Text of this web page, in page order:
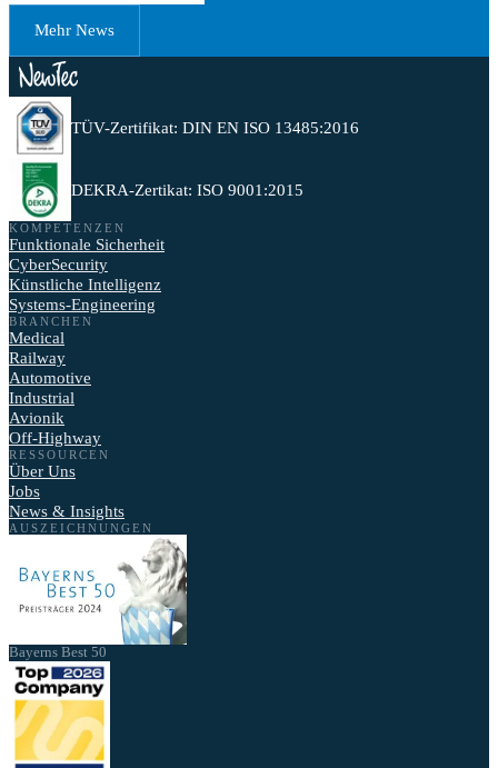
Mehr News
TÜV-Zertifikat: DIN EN ISO 13485:2016
DEKRA-Zertikat: ISO 9001:2015
KOMPETENZEN
Funktionale Sicherheit
CyberSecurity
Künstliche Intelligenz
Systems-Engineering
BRANCHEN
Medical
Railway
Automotive
Industrial
Avionik
Off-Highway
RESSOURCEN
Über Uns
Jobs
News & Insights
AUSZEICHNUNGEN
Bayerns Best 50